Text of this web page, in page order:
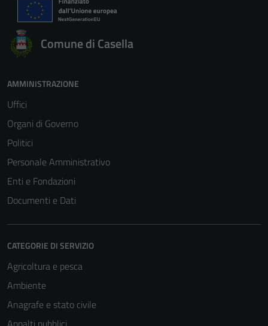
Comune di Casella
AMMINISTRAZIONE
Uffici
Organi di Governo
Politici
Personale Amministrativo
Enti e Fondazioni
Documenti e Dati
CATEGORIE DI SERVIZIO
Agricoltura e pesca
Ambiente
Anagrafe e stato civile